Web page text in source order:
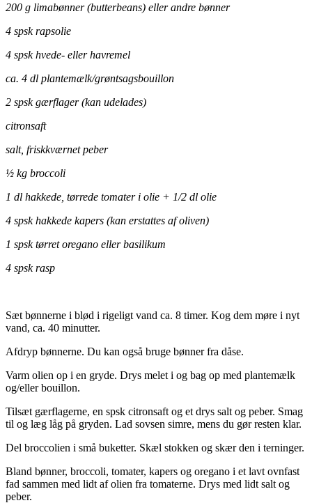
200 g limabønner (butterbeans) eller andre bønner
4 spsk rapsolie
4 spsk hvede- eller havremel
ca. 4 dl plantemælk/grøntsagsbouillon
2 spsk gærflager (kan udelades)
citronsaft
salt, friskkværnet peber
½ kg broccoli
1 dl hakkede, tørrede tomater i olie + 1/2 dl olie
4 spsk hakkede kapers (kan erstattes af oliven)
1 spsk tørret oregano eller basilikum
4 spsk rasp
Sæt bønnerne i blød i rigeligt vand ca. 8 timer. Kog dem møre i nyt
vand, ca. 40 minutter.
Afdryp bønnerne. Du kan også bruge bønner fra dåse.
Varm olien op i en gryde. Drys melet i og bag op med plantemælk
og/eller bouillon.
Tilsæt gærflagerne, en spsk citronsaft og et drys salt og peber. Smag
til og læg låg på gryden. Lad sovsen simre, mens du gør resten klar.
Del broccolien i små buketter. Skæl stokken og skær den i terninger.
Bland bønner, broccoli, tomater, kapers og oregano i et lavt ovnfast
fad sammen med lidt af olien fra tomaterne. Drys med lidt salt og
peber.